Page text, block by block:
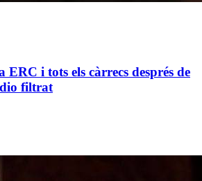
i tots els càrrecs després de
filtrat